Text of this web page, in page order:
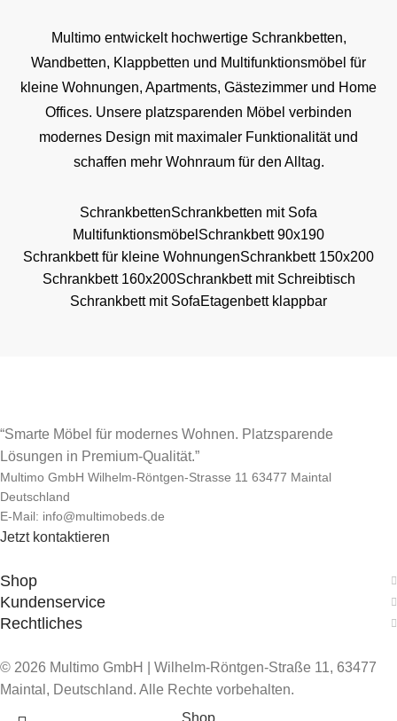
Multimo entwickelt hochwertige Schrankbetten,
Wandbetten, Klappbetten und Multifunktionsmöbel für
kleine Wohnungen, Apartments, Gästezimmer und Home
Offices. Unsere platzsparenden Möbel verbinden
modernes Design mit maximaler Funktionalität und
schaffen mehr Wohnraum für den Alltag.
SchrankbettenSchrankbetten mit Sofa
Multifunktionsmöbel Schrankbett 90x190
Schrankbett für kleine WohnungenSchrankbett 150x200
Schrankbett 160x200Schrankbett mit Schreibtisch
Schrankbett mit SofaEtagenbett klappbar
“Smarte Möbel für modernes Wohnen. Platzsparende
Lösungen in Premium-Qualität.”
Multimo GmbH Wilhelm-Röntgen-Strasse 11 63477 Maintal
Deutschland
E-Mail: info@multimobeds.de
Jetzt kontaktieren
Shop
Kundenservice
Rechtliches
© 2026 Multimo GmbH | Wilhelm-Röntgen-Straße 11, 63477
Maintal, Deutschland. Alle Rechte vorbehalten.
Shop